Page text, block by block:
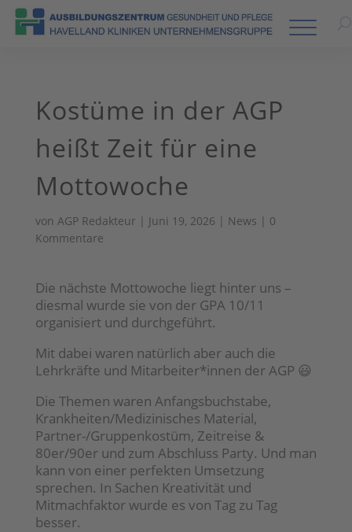
Kostüme in der AGP
heißt Zeit für eine
Mottowoche
von AGP Redakteur | Juni 19, 2026 | News | 0
Kommentare
Die nächste Mottowoche liegt hinter uns –
diesmal wurde sie von der GPA 10/11
organisiert und durchgeführt.
Mit dabei waren natürlich aber auch die
Lehrkräfte und Mitarbeiter*innen der AGP 😃
Die Themen waren Anfangsbuchstabe,
Krankheiten/Medizinisches Material,
Partner-/Gruppenkostüm, Zeitreise &
80er/90er und zum Abschluss Party. Und man
kann von einer perfekten Umsetzung
sprechen. In Sachen Kreativität und
Mitmachfaktor wurde es von Tag zu Tag
besser.